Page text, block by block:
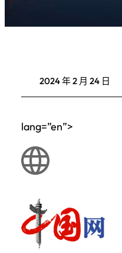
2024 年 2 月 24 日
lang=”en”>